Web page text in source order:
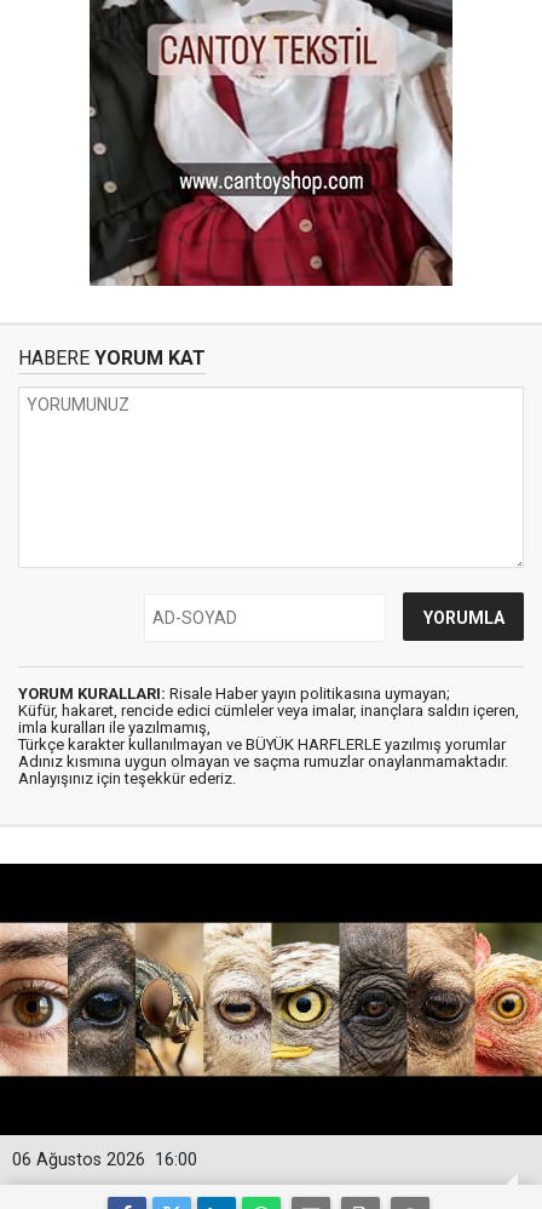
HABERE YORUM KAT
YORUM KURALLARI: Risale Haber yayın politikasına uymayan;
Küfür, hakaret, rencide edici cümleler veya imalar, inançlara saldırı içeren,
imla kuralları ile yazılmamış,
Türkçe karakter kullanılmayan ve BÜYÜK HARFLERLE yazılmış yorumlar
Adınız kısmına uygun olmayan ve saçma rumuzlar onaylanmamaktadır.
Anlayışınız için teşekkür ederiz.
16:00
06 Ağustos 2026